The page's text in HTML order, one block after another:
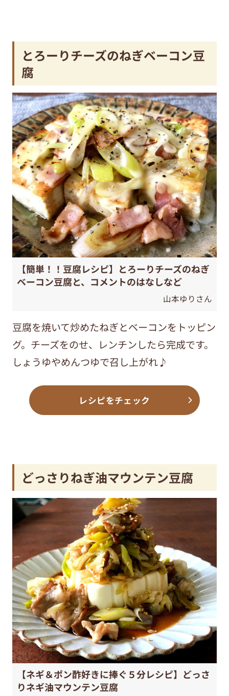
とろーりチーズのねぎベーコン豆
腐
【簡単！！豆腐レシピ】とろーりチーズのねぎ
ベーコン豆腐と、コメントのはなしなど
山本ゆりさん
豆腐を焼いて炒めたねぎとベーコンをトッピン
グ。チーズをのせ、レンチンしたら完成です。
しょうゆやめんつゆで召し上がれ♪
レシピをチェック
どっさりねぎ油マウンテン豆腐
【ネギ＆ポン酢好きに捧ぐ５分レシピ】どっさ
りネギ油マウンテン豆腐